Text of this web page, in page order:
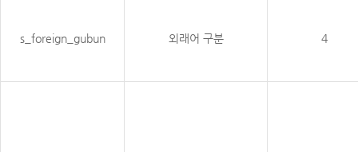
s_foreign_gubun 외래어 구분 4